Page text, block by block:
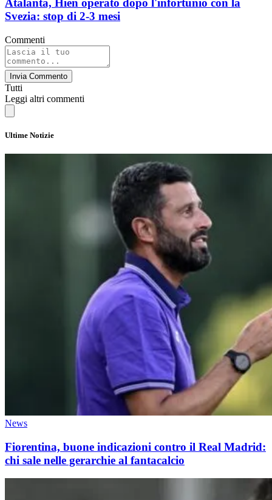
Atalanta, Hien operato dopo l'infortunio con la
Svezia: stop di 2-3 mesi
Commenti
Invia Commento
Tutti
Leggi altri commenti
Ultime Notizie
News
Fiorentina, buone indicazioni contro il Real Madrid:
chi sale nelle gerarchie al fantacalcio